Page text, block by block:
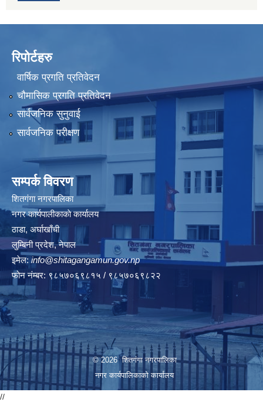
रिपोर्टहरु
वार्षिक प्रगति प्रतिवेदन
चौमासिक प्रगति प्रतिवेदन
सार्वजनिक सुनुवाई
सार्वजनिक परीक्षण
सम्पर्क विवरण
शितगंगा नगरपालिका
नगर कार्यपालीकाकाे कार्यालय
ठाडा, अर्घाखाँची
लुम्बिनी प्रदेश, नेपाल
इमेल: info@shitagangamun.gov.np
फोन नंम्बर: ९८५७०६९८१५ / ९८५७०६९८२२
© 2026 शितगंगा नगरपालिका
नगर कार्यपालिकाकाे कार्यालय
//